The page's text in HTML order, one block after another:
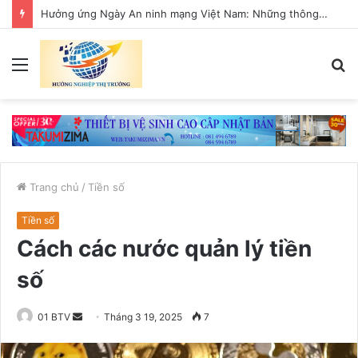
Hưởng ứng Ngày An ninh mạng Việt Nam: Những thông điệp thiết thực về an toàn số
Trang chủ / Tiền số
Tiền số
Cách các nước quản lý tiền
số
01 BTV
n
Tháng 3 19, 2025 7